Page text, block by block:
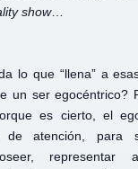
show…
lo que “llena” a
un ser egocéntrico?
es cierto, el
de atención,
representar